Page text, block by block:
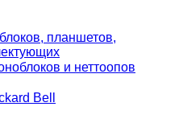
планшетов,
и неттоопов
Bell